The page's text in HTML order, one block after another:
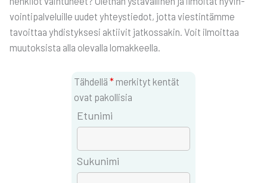
voin­ti­pal­ve­luil­le uudet yhteys­tie­dot, jot­ta vies­tin­täm­me
tavoit­taa yhdis­tyk­se­si aktii­vit jat­kos­sa­kin. Voit ilmoit­taa
muu­tok­sis­ta alla ole­val­la lomak­keel­la.
Tähdellä* merkityt kentät
ovat pakollisia
Etunimi
Sukunimi